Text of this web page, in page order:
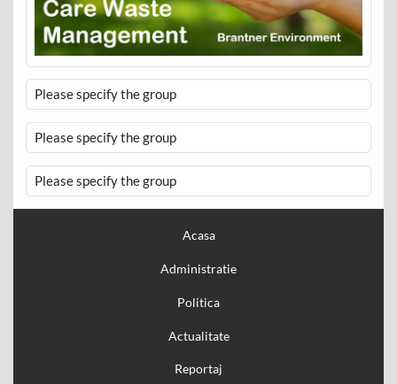
Please specify the group
Please specify the group
Please specify the group
Acasa
Administratie
Politica
Actualitate
Reportaj